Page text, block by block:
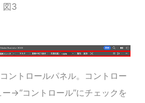
図3
ントロールパネル。コントロー
→“コントロール”にチェックを